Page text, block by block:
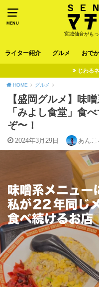
MENU
宮城仙台がも
ライター紹介 グルメ おで
じわる
HOME グルメ
【盛岡グルメ】味
「みよし食堂」食
ぞ〜！
2024年3月29日 あんこ